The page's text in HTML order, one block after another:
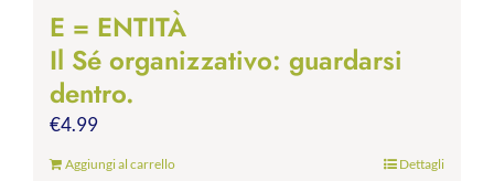
E = ENTITÀ
Il Sé organizzativo: guardarsi
dentro.
€4.99
Aggiungi al carrello Dettagli